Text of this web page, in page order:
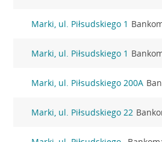
Marki, ul. Piłsudskiego 1
Marki, ul. Piłsudskiego 1
Marki, ul. Piłsudskiego 200A
Marki, ul. Piłsudskiego 22